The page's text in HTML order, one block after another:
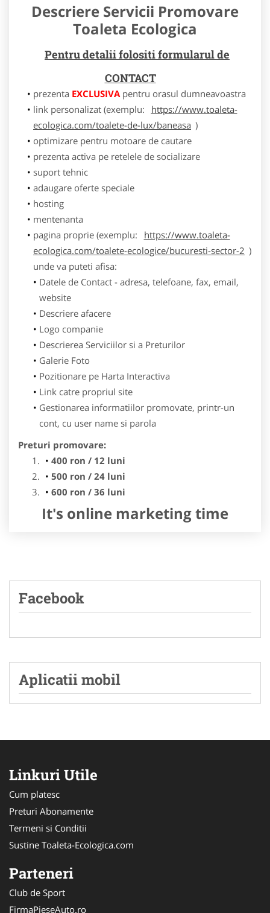
Descriere Servicii Promovare
Toaleta Ecologica
Pentru detalii folositi formularul de
CONTACT
prezenta EXCLUSIVApentru orasul dumneavoastra
link personalizat (exemplu:
https://www.toaleta-
ecologica.com/toalete-de-lux/baneasa )
optimizare pentru motoare de cautare
prezenta activa pe retelele de socializare
suport tehnic
adaugare oferte speciale
hosting
mentenanta
pagina proprie (exemplu:
https://www.toaleta-
ecologica.com/toalete-ecologice/bucuresti-sector-2 )
unde va puteti afisa:
Datele de Contact - adresa, telefoane, fax, email,
website
Descriere afacere
Logo companie
Descrierea Serviciilor si a Preturilor
Galerie Foto
Pozitionare pe Harta Interactiva
Link catre propriul site
Gestionarea informatiilor promovate, printr-un
cont, cu user name si parola
Preturi promovare:
400 ron / 12 luni
500 ron / 24 luni
600 ron / 36 luni
It's online marketing time
Facebook
Aplicatii mobil
Linkuri Utile
Cum platesc
Preturi Abonamente
Termeni si Conditii
Sustine Toaleta-Ecologica.com
Parteneri
Club de Sport
FirmaPieseAuto.ro